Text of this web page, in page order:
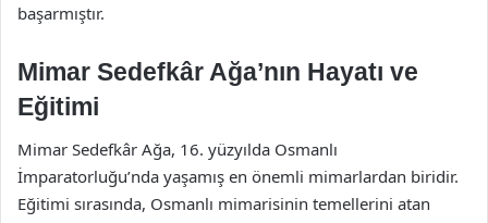
başarmıştır.
Mimar Sedefkâr Ağa’nın Hayatı ve
Eğitimi
Mimar Sedefkâr Ağa, 16. yüzyılda Osmanlı
İmparatorluğu’nda yaşamış en önemli mimarlardan biridir.
Eğitimi sırasında, Osmanlı mimarisinin temellerini atan